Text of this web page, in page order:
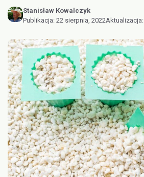
Stanisław Kowalczyk
Publikacja: 22 sierpnia, 2022Aktualizacja: